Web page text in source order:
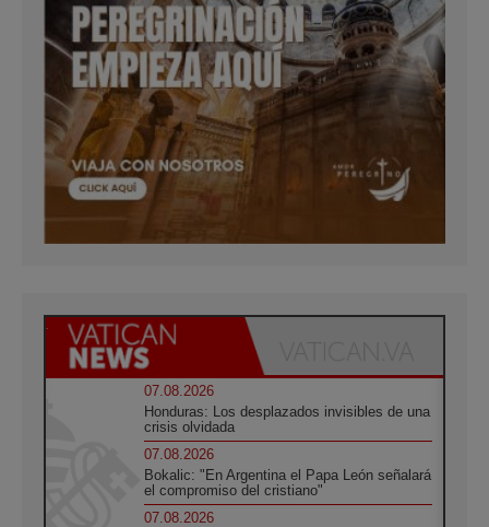
07.08.2026
Honduras: Los desplazados invisibles de una
crisis olvidada
07.08.2026
Bokalic: "En Argentina el Papa León señalará
el compromiso del cristiano"
07.08.2026